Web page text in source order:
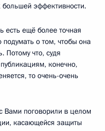
большей эффективности.
есть ещё более точная
о том, чтобы она
Потому что, судя
конечно,
то очень-очень
Вами поговорили в целом
касающейся защиты